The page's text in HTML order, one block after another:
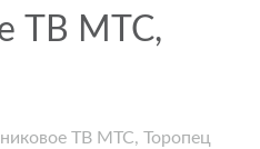
ТВ МТС,
ТВ МТС, Торопец